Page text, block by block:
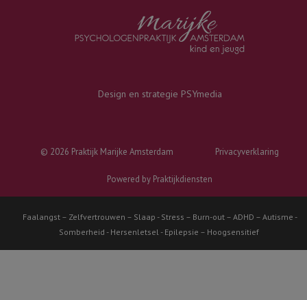
Design en strategie PSYmedia
© 2026 Praktijk Marijke Amsterdam Privacy­verkla­ring
Power­ed by Praktijkdiensten
Faalangst – Zelfvertrouwen – Slaap - Stress – Burn-out – ADHD – Autisme -
Somberheid - Hersenletsel - Epilepsie – Hoogsensitief